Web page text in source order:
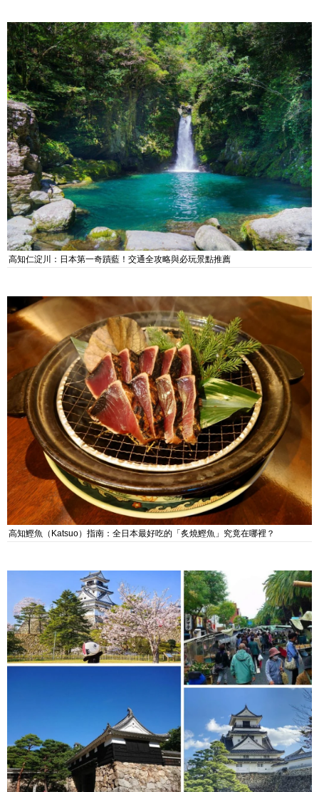
高知仁淀川：日本第一奇蹟藍！交通全攻略與必玩景點推薦
高知鰹魚（Katsuo）指南：全日本最好吃的「炙燒鰹魚」究竟在哪裡？